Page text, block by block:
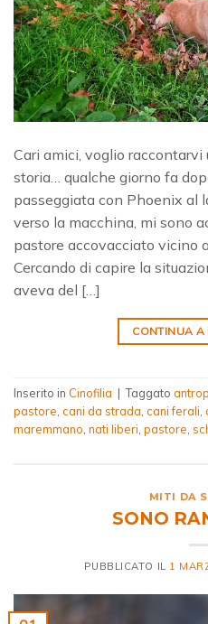
Cari amici, voglio
storia… qualche giorno fa
passeggiata con Phoenix al
verso la macchina, mi sono
pastore accovacciato vicino
Cercando di capire la
aveva del […]
CONTINUA A
Inserito in Cinofilia | Taggato
pastore, cani da strada, cani ferali,
maremmano, nati liberi, pastore,
MITI DA
SONO
PUBBLICATO IL 1